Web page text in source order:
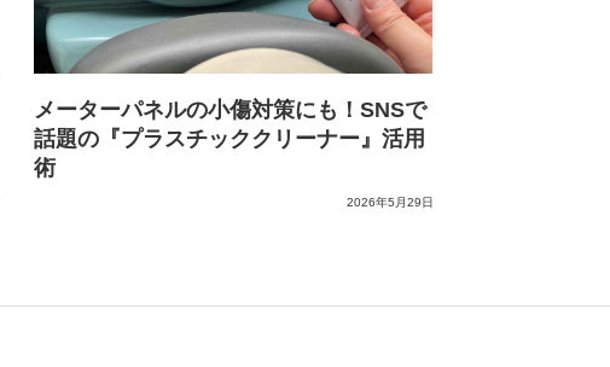
メーターパネルの小傷対策にも！SNSで
話題の『プラスチッククリーナー』活用
術
2026年5月29日